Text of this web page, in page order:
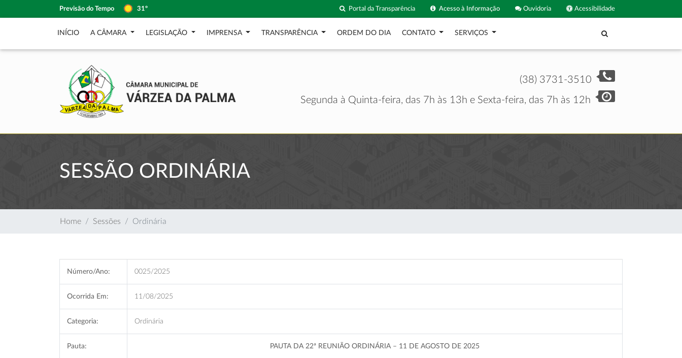
Previsão do Tempo 31º Acessibilidade
Ouvidoria
Acesso à Informação
Portal da Transparência
INÍCIO A CÂMARA LEGISLAÇÃO IMPRENSA TRANSPARÊNCIA ORDEM DO DIA CONTATO SERVIÇOS
(38) 3731-3510
Segunda à Quinta-feira, das 7h às 13h e Sexta-feira, das 7h às 12h
SESSÃO ORDINÁRIA
Home Sessões Ordinária
Número/Ano: 0025/2025
Ocorrida Em: 11/08/2025
Categoria: Ordinária
Pauta: PAUTA DA 22ª REUNIÃO ORDINÁRIA – 11 DE AGOSTO DE 2025